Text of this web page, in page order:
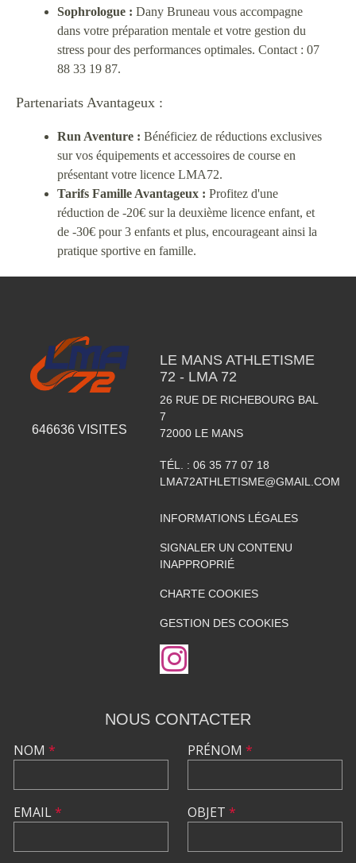
Sophrologue : Dany Bruneau vous accompagne
dans votre préparation mentale et votre gestion du
stress pour des performances optimales. Contact : 07
88 33 19 87.
Partenariats Avantageux :
Run Aventure : Bénéficiez de réductions exclusives
sur vos équipements et accessoires de course en
présentant votre licence LMA72.
Tarifs Famille Avantageux : Profitez d'une
réduction de -20€ sur la deuxième licence enfant, et
de -30€ pour 3 enfants et plus, encourageant ainsi la
pratique sportive en famille.
646636 VISITES
LE MANS ATHLETISME
72 - LMA 72
26 RUE DE RICHEBOURG BAL
7
72000 LE MANS
TÉL. : 06 35 77 07 18
LMA72ATHLETISME@GMAIL.COM
INFORMATIONS LÉGALES
SIGNALER UN CONTENU
INAPPROPRIÉ
CHARTE COOKIES
GESTION DES COOKIES
NOUS CONTACTER
NOM *
EMAIL*
PRÉNOM *
OBJET *